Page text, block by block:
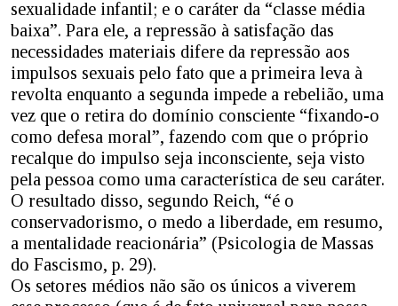
sexualidade infantil; e o caráter da “classe média
baixa”. Para ele, a repressão à satisfação das
necessidades materiais difere da repressão aos
impulsos sexuais pelo fato que a primeira leva à
revolta enquanto a segunda impede a rebelião, uma
vez que o retira do domínio consciente “fixando-o
como defesa moral”, fazendo com que o próprio
recalque do impulso seja inconsciente, seja visto
pela pessoa como uma característica de seu caráter.
O resultado disso, segundo Reich, “é o
conservadorismo, o medo a liberdade, em resumo,
a mentalidade reacionária” (Psicologia de Massas
do Fascismo, p. 29).
Os setores médios não são os únicos a viverem